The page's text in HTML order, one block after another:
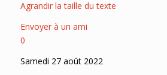
Agrandir la taille du texte
Envoyer à un ami
0
Samedi 27 août 2022